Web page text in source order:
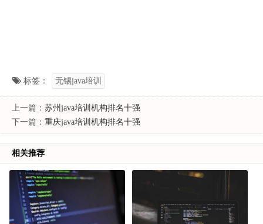
标签： 无锡java培训
上一篇： 苏州java培训机构排名十强
下一篇： 重庆java培训机构排名十强
相关推荐